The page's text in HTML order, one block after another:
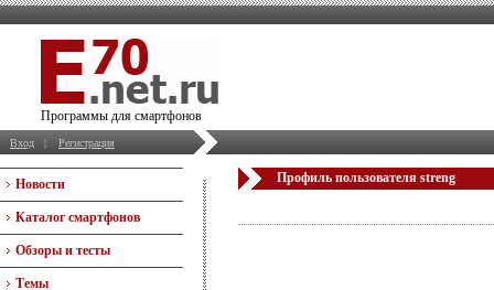
Программы для смартфонов
Вход | Регистрация
Новости
Каталог смартфонов
Обзоры и тесты
Темы
Профиль пользователя streng